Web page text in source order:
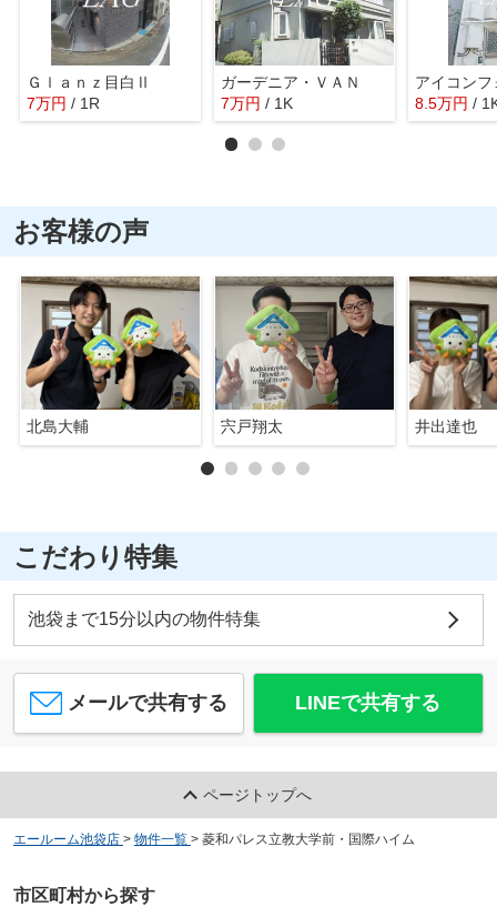
Ｇｌａｎｚ目白Ⅱ
7万円 / 1R
ガーデニア・ＶＡＮ
7万円 / 1K
アイコンフ
8.5万円 /
お客様の声
北島大輔 宍戸翔太 井出達也
こだわり特集
池袋まで15分以内の物件特集
メールで共有する LINEで共有する
ページトップへ
エールーム池袋店 > 物件一覧 > 菱和パレス立教大学前・国際ハイム
市区町村から探す